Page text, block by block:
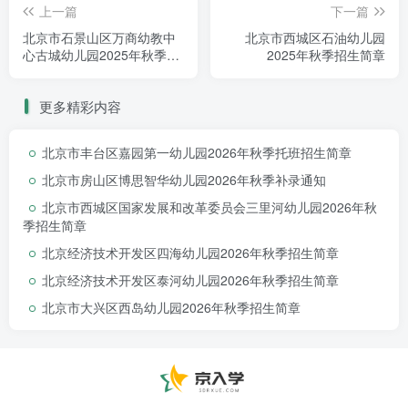
上一篇
北京市石景山区万商幼教中
心古城幼儿园2025年秋季招
下一篇
北京市西城区石油幼儿园
2025年秋季招生简章
更多精彩内容
北京市丰台区嘉园第一幼儿园2026年秋季托班招生简章
北京市房山区博思智华幼儿园2026年秋季补录通知
北京市西城区国家发展和改革委员会三里河幼儿园2026年秋
季招生简章
北京经济技术开发区四海幼儿园2026年秋季招生简章
北京经济技术开发区泰河幼儿园2026年秋季招生简章
北京市大兴区西岛幼儿园2026年秋季招生简章